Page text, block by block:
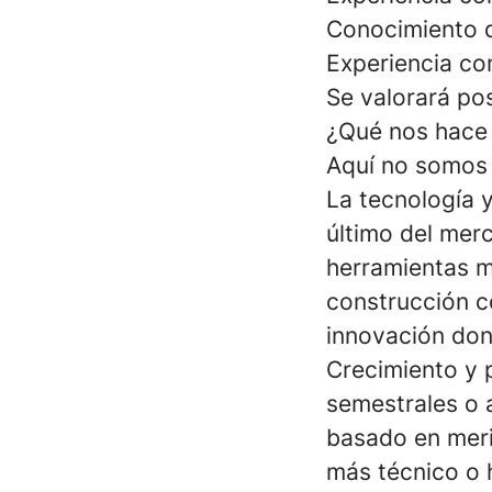
Conocimiento
Experiencia
Se valorará
¿Qué nos
Aquí no
La tecnología
último del
herramientas
construcción
innovación
Crecimiento y
semestrales o
basado en
más técnico o